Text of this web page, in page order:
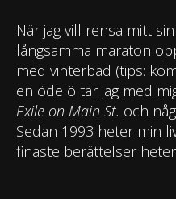
När jag vill rensa mitt
långsamma
med vinterbad (tips:
en öde ö tar jag med
Exile on Main St. och
Sedan 1993 heter min
finaste berättelser